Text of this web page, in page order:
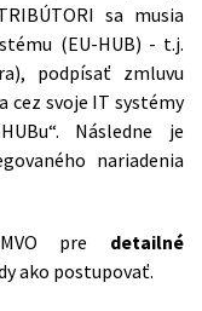
sa musia
(EU-HUB) - t.j.
podpísať zmluvu
cez svoje IT systémy
Následne je
nariadenia
pre detailné
ako postupovať.